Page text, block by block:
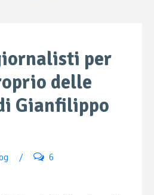
per
delle
Gianfilippo
/ 6